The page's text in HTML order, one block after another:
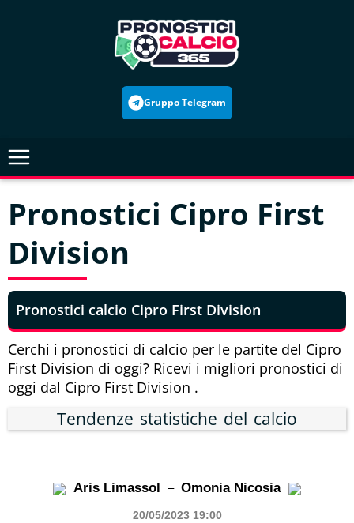
Gruppo Telegram
Pronostici Cipro First
Division
Pronostici calcio Cipro First Division
Cerchi i pronostici di calcio per le partite del Cipro
First Division di oggi? Ricevi i migliori pronostici di
oggi dal Cipro First Division .
Tendenze statistiche del calcio
Aris Limassol – Omonia Nicosia
20/05/2023 19:00